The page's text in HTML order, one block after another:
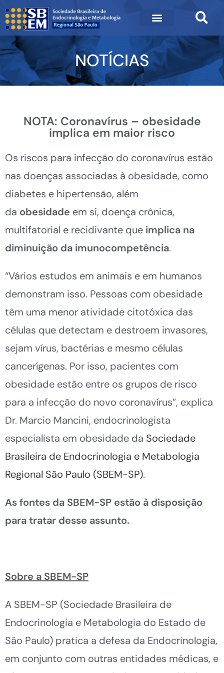
NOTÍCIAS
NOTA: Coronavírus – obesidade
implica em maior risco
Os riscos para infecção do coronavírus estão
nas doenças associadas à obesidade, como
diabetes e hipertensão, além
da obesidade em si, doença crônica,
multifatorial e recidivante que implica na
diminuição da imunocompetência.
“Vários estudos em animais e em humanos
demonstram isso. Pessoas com obesidade
têm uma menor atividade citotóxica das
células que detectam e destroem invasores,
sejam vírus, bactérias e mesmo células
cancerígenas. Por isso, pacientes com
obesidade estão entre os grupos de risco
para a infecção do novo coronavírus”, explica
Dr. Marcio Mancini, endocrinologista
especialista em obesidade da Sociedade
Brasileira de Endocrinologia e Metabologia
Regional São Paulo (SBEM-SP).
As fontes da SBEM-SP estão à disposição
para tratar desse assunto.
Sobre a SBEM-SP
A SBEM-SP (Sociedade Brasileira de
Endocrinologia e Metabologia do Estado de
São Paulo) pratica a defesa da Endocrinologia,
em conjunto com outras entidades médicas, e